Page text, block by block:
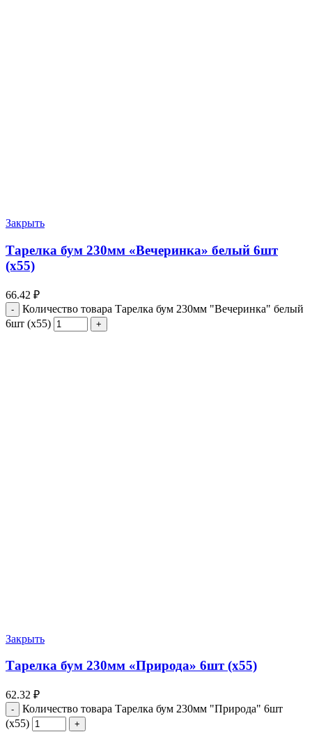
Закрыть
Тарелка бум 230мм «Вечеринка» белый 6шт
(х55)
66.42 ₽
Количество товара Тарелка бум 230мм "Вечеринка" белый
6шт (х55)
Закрыть
Тарелка бум 230мм «Природа» 6шт (х55)
62.32 ₽
Количество товара Тарелка бум 230мм "Природа" 6шт
(х55)